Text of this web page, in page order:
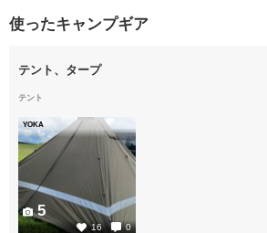
使ったキャンプギア
テント、タープ
テント
YOKA
16 0
5